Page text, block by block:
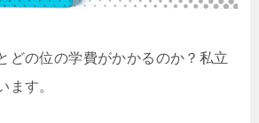
どの位の学費がかかるのか？私立
ます。